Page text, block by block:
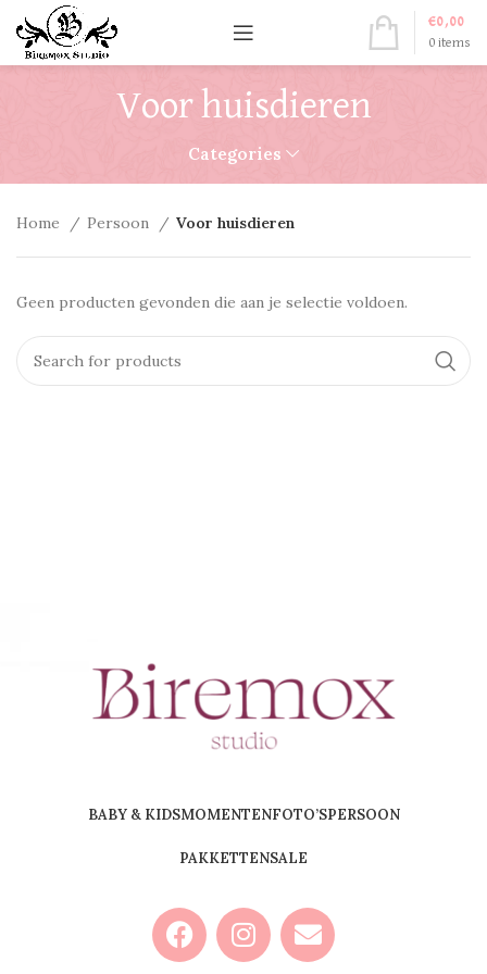
0 items
€0,00
Voor huisdieren
Categories
Home Persoon Voor huisdieren
Geen producten gevonden die aan je selectie voldoen.
BABY & KIDSMOMENTENFOTO’SPERSOON
PAKKETTENSALE